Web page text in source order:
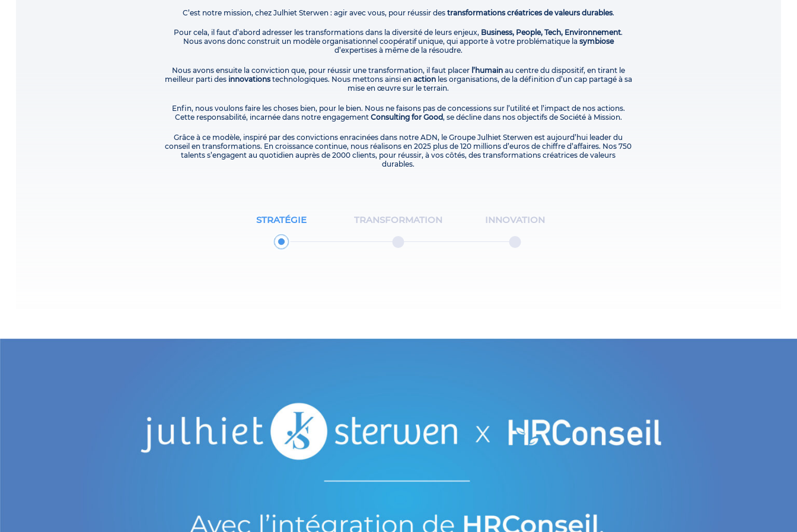
C’est notre mission, chez Julhiet Sterwen : agir avec vous, pour réussir des transformations créatrices de valeurs durables.
Pour cela, il faut d’abord adresser les transformations dans la diversité de leurs enjeux, Business, People, Tech, Environnement.
Nous avons donc construit un modèle organisationnel coopératif unique, qui apporte à votre problématique la symbiose
d’expertises à même de la résoudre.
Nous avons ensuite la conviction que, pour réussir une transformation, il faut placer l’humainau centre du dispositif, en tirant le
meilleur parti des innovationstechnologiques. Nous mettons ainsi en actionles organisations, de la définition d’un cap partagé à sa
mise en œuvre sur le terrain.
Enfin, nous voulons faire les choses bien, pour le bien. Nous ne faisons pas de concessions sur l’utilité et l’impact de nos actions.
Cette responsabilité, incarnée dans notre engagement Consulting for Good, se décline dans nos objectifs de Société à Mission.
Grâce à ce modèle, inspiré par des convictions enracinées dans notre ADN, le Groupe Julhiet Sterwen est aujourd’hui leader du
conseil en transformations. En croissance continue, nous réalisons en 2025 plus de 120 millions d’euros de chiffre d’affaires. Nos 750
talents s’engagent au quotidien auprès de 2000 clients, pour réussir, à vos côtés, des transformations créatrices de valeurs
durables.
STRATÉGIE TRANSFORMATION INNOVATION